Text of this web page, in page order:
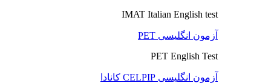
IMAT Italian English test
آزمون انگلیسی PET
PET English Test
آزمون انگلیسی CELPIP کانادا